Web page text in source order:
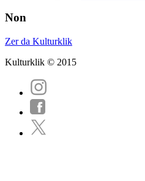
Non
Zer da Kulturklik
Kulturklik © 2015